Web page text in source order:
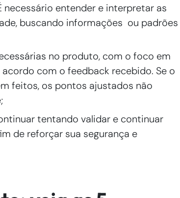
necessário entender e interpretar as
buscando informações ou padrões
no produto, com o foco em
com o feedback recebido. Se o
feitos, os pontos ajustados não
tentando validar e continuar
de reforçar sua segurança e